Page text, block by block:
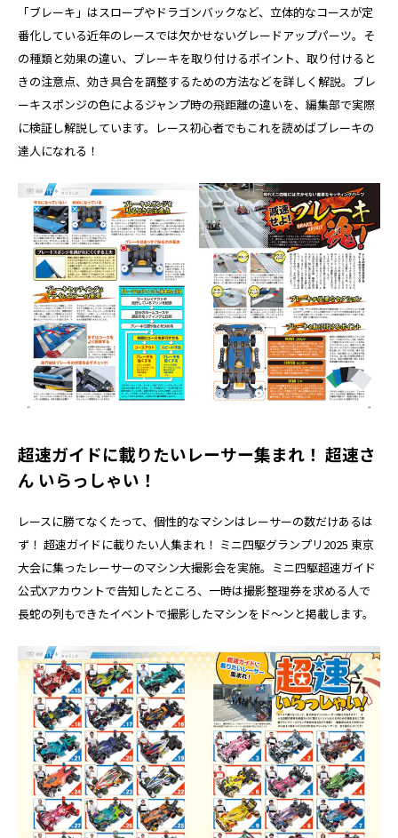
「ブレーキ」はスロープやドラゴンバックなど、立体的なコースが定
番化している近年のレースでは欠かせないグレードアップパーツ。そ
の種類と効果の違い、ブレーキを取り付けるポイント、取り付けると
きの注意点、効き具合を調整するための方法などを詳しく解説。ブレ
ーキスポンジの色によるジャンプ時の飛距離の違いを、編集部で実際
に検証し解説しています。レース初心者でもこれを読めばブレーキの
達人になれる！
超速ガイドに載りたいレーサー集まれ！ 超速さ
ん いらっしゃい！
レースに勝てなくたって、個性的なマシンはレーサーの数だけあるは
ず！ 超速ガイドに載りたい人集まれ！ ミニ四駆グランプリ2025 東京
大会に集ったレーサーのマシン大撮影会を実施。ミニ四駆超速ガイド
公式Xアカウントで告知したところ、一時は撮影整理券を求める人で
長蛇の列もできたイベントで撮影したマシンをド～ンと掲載します。